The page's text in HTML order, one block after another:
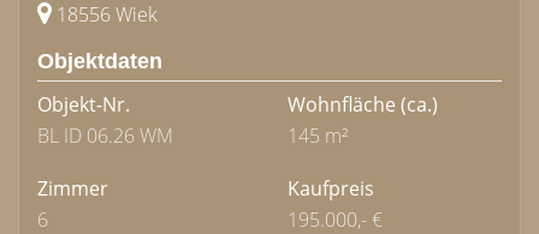
18556 Wiek
Objektdaten
Objekt-Nr.
BL ID 06.26 WM
Wohnfläche (ca.)
145 m²
Zimmer
6
Kaufpreis
195.000,- €